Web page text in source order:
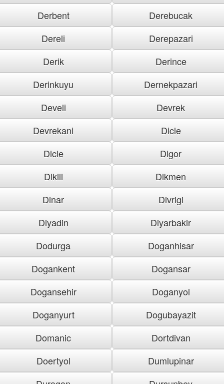
Derbent
Derebucak
Dereli
Derepazari
Derik
Derince
Derinkuyu
Dernekpazari
Develi
Devrek
Devrekani
Dicle
Dicle
Digor
Dikili
Dikmen
Dinar
Divrigi
Diyadin
Diyarbakir
Dodurga
Doganhisar
Dogankent
Dogansar
Dogansehir
Doganyol
Doganyurt
Dogubayazit
Domanic
Dortdivan
Doertyol
Dumlupinar